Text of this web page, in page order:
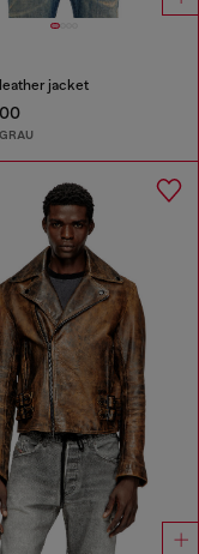
jacket